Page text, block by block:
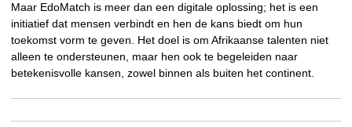
Maar EdoMatch is meer dan een digitale oplossing; het is een
initiatief dat mensen verbindt en hen de kans biedt om hun
toekomst vorm te geven. Het doel is om Afrikaanse talenten niet
alleen te ondersteunen, maar hen ook te begeleiden naar
betekenisvolle kansen, zowel binnen als buiten het continent.